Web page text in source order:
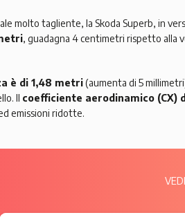
molto tagliente, la Skoda Superb, in
, guadagna 4 centimetri rispetto alla
è di 1,48 metri(aumenta di 5
Il coefficiente aerodinamico (CX)
emissioni ridotte.